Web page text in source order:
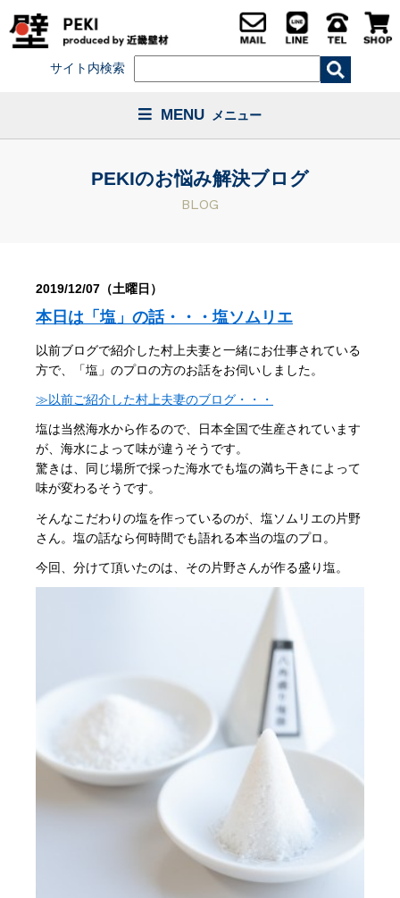
サイト内検索
MENU メニュー
PEKIのお悩み解決ブログ
BLOG
2019/12/07（土曜日）
本日は「塩」の話・・・塩ソムリエ
以前ブログで紹介した村上夫妻と一緒にお仕事されている
方で、「塩」のプロの方のお話をお伺いしました。
≫以前ご紹介した村上夫妻のブログ・・・
塩は当然海水から作るので、日本全国で生産されています
が、海水によって味が違うそうです。
驚きは、同じ場所で採った海水でも塩の満ち干きによって
味が変わるそうです。
そんなこだわりの塩を作っているのが、塩ソムリエの片野
さん。塩の話なら何時間でも語れる本当の塩のプロ。
今回、分けて頂いたのは、その片野さんが作る盛り塩。